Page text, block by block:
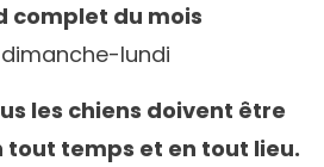
complet du mois
lundi
les chiens doivent être
tout temps et en tout lieu.